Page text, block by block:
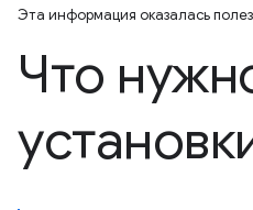
Эта информация оказалась
Что